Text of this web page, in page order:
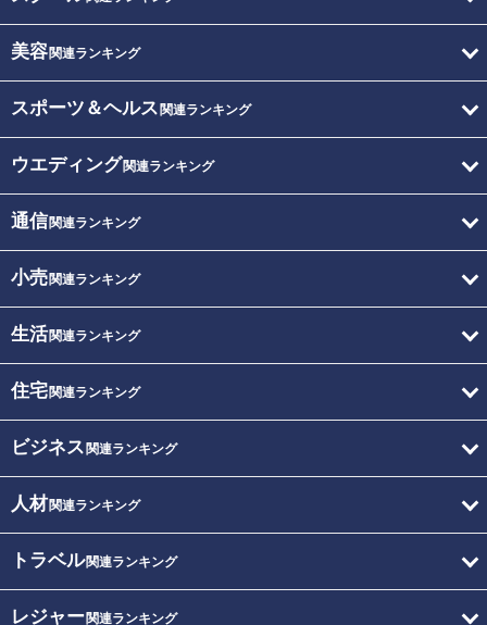
美容関連ランキング
スポーツ＆ヘルス 関連ランキング
ウエディング関連ランキング
通信関連ランキング
小売関連ランキング
生活関連ランキング
住宅関連ランキング
ビジネス 関連ランキング
人材関連ランキング
トラベル関連ランキング
レジャー関連ランキング